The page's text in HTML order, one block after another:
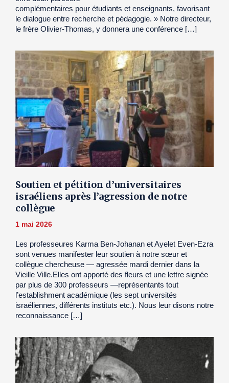
complémentaires pour étudiants et enseignants, favorisant
le dialogue entre recherche et pédagogie. » Notre directeur,
le frère Olivier-Thomas, y donnera une conférence […]
Soutien et pétition d’universitaires
israéliens après l’agression de notre
collègue
1 mai 2026
Les professeures Karma Ben-Johanan et Ayelet Even-Ezra
sont venues manifester leur soutien à notre sœur et
collègue chercheuse — agressée mardi dernier dans la
Vieille Ville.Elles ont apporté des fleurs et une lettre signée
par plus de 300 professeurs —représentants tout
l’establishment académique (les sept universités
israéliennes, différents instituts etc.). Nous leur disons notre
reconnaissance […]